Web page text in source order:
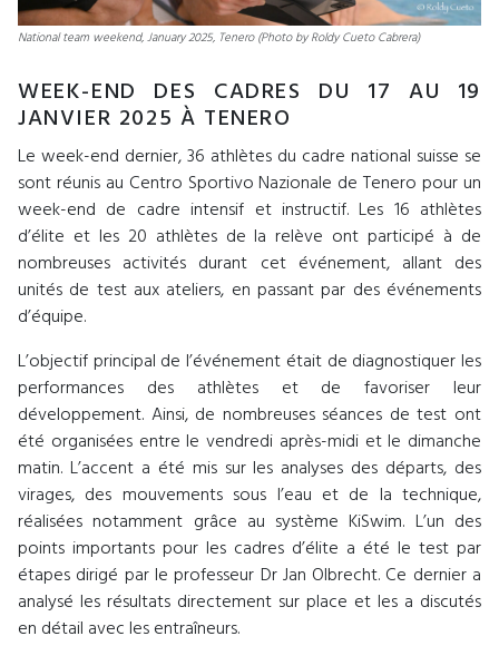
National team weekend, January 2025, Tenero (Photo by Roldy Cueto Cabrera)
WEEK-END DES CADRES DU 17 AU 19
JANVIER 2025 À TENERO
Le week-end dernier, 36 athlètes du cadre national suisse se
sont réunis au Centro Sportivo Nazionale de Tenero pour un
week-end de cadre intensif et instructif. Les 16 athlètes
d’élite et les 20 athlètes de la relève ont participé à de
nombreuses activités durant cet événement, allant des
unités de test aux ateliers, en passant par des événements
d’équipe.
L’objectif principal de l’événement était de diagnostiquer les
performances des athlètes et de favoriser leur
développement. Ainsi, de nombreuses séances de test ont
été organisées entre le vendredi après-midi et le dimanche
matin. L’accent a été mis sur les analyses des départs, des
virages, des mouvements sous l’eau et de la technique,
réalisées notamment grâce au système KiSwim. L’un des
points importants pour les cadres d’élite a été le test par
étapes dirigé par le professeur Dr Jan Olbrecht. Ce dernier a
analysé les résultats directement sur place et les a discutés
en détail avec les entraîneurs.